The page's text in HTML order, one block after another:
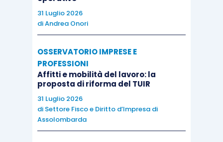
31 Luglio 2026
diAndrea Onori
OSSERVATORIO IMPRESE E
PROFESSIONI
Affitti e mobilità del lavoro: la
proposta di riforma del TUIR
31 Luglio 2026
di Settore Fisco e Diritto d’Impresa di
Assolombarda